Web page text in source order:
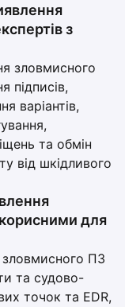
з
зловмисного
підписів,
варіантів,
та обмін
від шкідливого
для
зловмисного ПЗ
та судово-
точок та EDR,